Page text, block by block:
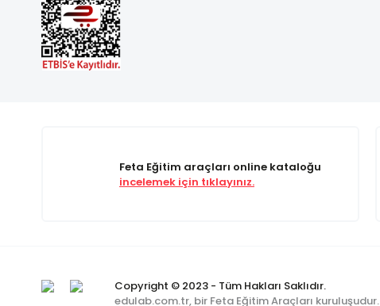
Feta Eğitim araçları online kataloğu
incelemek için tıklayınız.
Copyright © 2023 - Tüm Hakları Saklıdır.
edulab.com.tr, bir Feta Eğitim Araçları kuruluşudur.